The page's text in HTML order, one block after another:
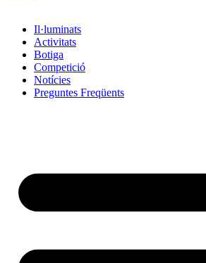
Il·luminats
Activitats
Botiga
Competició
Notícies
Preguntes Freqüents